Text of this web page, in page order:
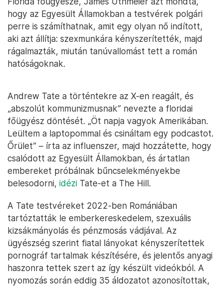
hogy az Egyesült Államokban a testvérek polgári
perre is számíthatnak, amit egy olyan nő indított,
aki azt állítja: szexmunkára kényszerítették, majd
rágalmazták, miután tanúvallomást tett a román
hatóságoknak.
Andrew Tate a történtekre az X-en reagált, és
„abszolút kommunizmusnak” nevezte a floridai
főügyész döntését. „Öt napja vagyok Amerikában.
Leültem a laptopommal és csináltam egy podcastot.
Őrület” – írta az influenszer, majd hozzátette, hogy
csalódott az Egyesült Államokban, és ártatlan
embereket próbálnak bűncselekményekbe
belesodorni, idézi Tate-et a The Hill.
A Tate testvéreket 2022-ben Romániában
tartóztatták le emberkereskedelem, szexuális
kizsákmányolás és pénzmosás vádjával. Az
ügyészség szerint fiatal lányokat kényszerítettek
pornográf tartalmak készítésére, és jelentős anyagi
haszonra tettek szert az így készült videókból. A
nyomozás során eddig 35 áldozatot azonosítottak,